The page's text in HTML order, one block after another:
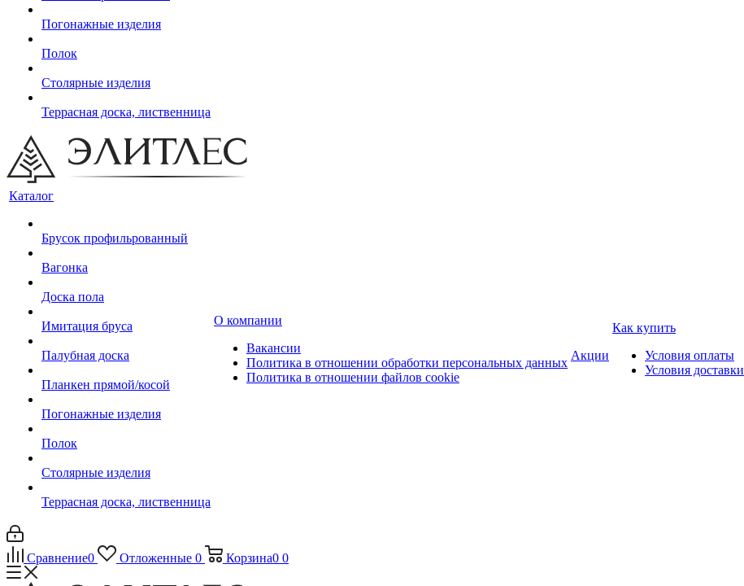
Погонажные изделия
Полок
Столярные изделия
Террасная доска, лиственница
Каталог
Брусок профильрованный
Вагонка
Доска пола
Имитация бруса
Палубная доска
Планкен прямой/косой
Погонажные изделия
Полок
Столярные изделия
Террасная доска, лиственница
О компании
Вакансии
Политика в отношении обработки персональных данных
Политика в отношении файлов cookie
Акции
Как купить
Условия оплаты
Условия доставки
Сравнение0 Отложенные 0 Корзина0 0